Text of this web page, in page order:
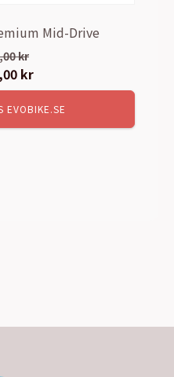
Mid-Drive
kr
kr
nuvarande
priset
är:
EVOBIKE.SE